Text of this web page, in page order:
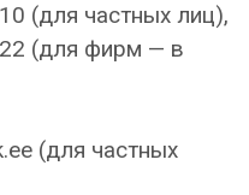
(для частных лиц),
(для фирм — в
(для частных